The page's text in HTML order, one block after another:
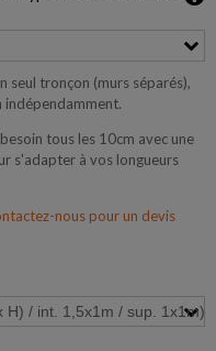
seul tronçon (murs séparés),
indépendamment.
tous les 10cm avec une
s'adapter à vos longueurs
nous pour un devis